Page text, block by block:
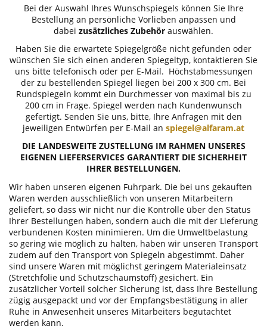
Bei der Auswahl Ihres Wunschspiegels können Sie Ihre
Bestellung an persönliche Vorlieben anpassen und
dabei zusätzliches Zubehör auswählen.
Haben Sie die erwartete Spiegelgröße nicht gefunden oder
wünschen Sie sich einen anderen Spiegeltyp, kontaktieren Sie
uns bitte telefonisch oder per E-Mail. Höchstabmessungen
der zu bestellenden Spiegel liegen bei 200 x 300 cm. Bei
Rundspiegeln kommt ein Durchmesser von maximal bis zu
200 cm in Frage. Spiegel werden nach Kundenwunsch
gefertigt. Senden Sie uns, bitte, Ihre Anfragen mit den
jeweiligen Entwürfen per E-Mail an spiegel@alfaram.at
DIE LANDESWEITE ZUSTELLUNG IM RAHMEN UNSERES
EIGENEN LIEFERSERVICES GARANTIERT DIE SICHERHEIT
IHRER BESTELLUNGEN.
Wir haben unseren eigenen Fuhrpark. Die bei uns gekauften
Waren werden ausschließlich von unseren Mitarbeitern
geliefert, so dass wir nicht nur die Kontrolle über den Status
Ihrer Bestellungen haben, sondern auch die mit der Lieferung
verbundenen Kosten minimieren. Um die Umweltbelastung
so gering wie möglich zu halten, haben wir unseren Transport
zudem auf den Transport von Spiegeln abgestimmt. Daher
sind unsere Waren mit möglichst geringem Materialeinsatz
(Stretchfolie und Schutzschaumstoff) gesichert. Ein
zusätzlicher Vorteil solcher Sicherung ist, dass Ihre Bestellung
zügig ausgepackt und vor der Empfangsbestätigung in aller
Ruhe in Anwesenheit unseres Mitarbeiters begutachtet
werden kann.